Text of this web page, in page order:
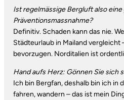
Ist regelmässige Bergluft also eine
Präventionsmassnahme?
Definitiv. Schaden kann das nie.
Städteurlaub in Mailand vergleicht
bevorzugen. Norditalien ist
Hand aufs Herz: Gönnen Sie sich
Ich bin Bergfan, deshalb bin ich in
fahren, wandern – das ist mein